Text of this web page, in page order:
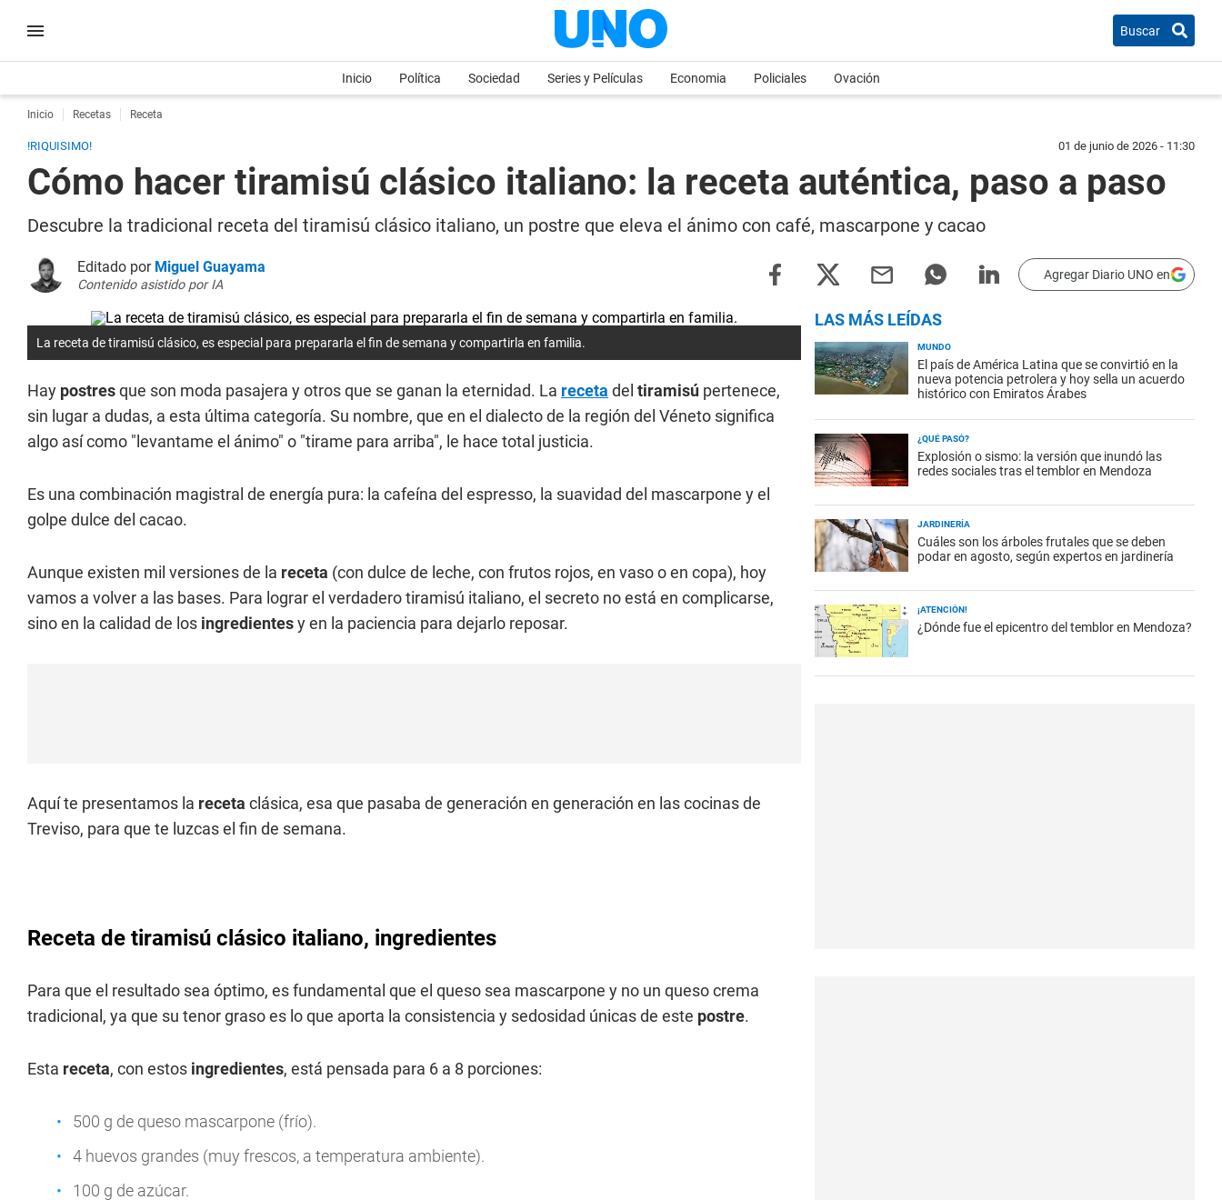
Buscar
Inicio Política Sociedad Series y Películas Economia Policiales Ovación
Inicio Recetas Receta
!RIQUISIMO! 01 de junio de 2026 - 11:30
Cómo hacer tiramisú clásico italiano: la receta auténtica, paso a paso
Descubre la tradicional receta del tiramisú clásico italiano, un postre que eleva el ánimo con café, mascarpone y cacao
Editado por Miguel Guayama
Contenido asistido por IA
Agregar Diario UNO en
La receta de tiramisú clásico, es especial para prepararla el fin de semana y compartirla en familia.
Hay postresque son moda pasajera y otros que se ganan la eternidad. La receta del tiramisú pertenece,
sin lugar a dudas, a esta última categoría. Su nombre, que en el dialecto de la región del Véneto significa
algo así como "levantame el ánimo" o "tirame para arriba", le hace total justicia.
Es una combinación magistral de energía pura: la cafeína del espresso, la suavidad del mascarpone y el
golpe dulce del cacao.
Aunque existen mil versiones de la receta (con dulce de leche, con frutos rojos, en vaso o en copa), hoy
vamos a volver a las bases. Para lograr el verdadero tiramisú italiano, el secreto no está en complicarse,
sino en la calidad de los ingredientesy en la paciencia para dejarlo reposar.
Aquí te presentamos la receta clásica, esa que pasaba de generación en generación en las cocinas de
Treviso, para que te luzcas el fin de semana.
Receta de tiramisú clásico italiano, ingredientes
Para que el resultado sea óptimo, es fundamental que el queso sea mascarpone y no un queso crema
tradicional, ya que su tenor graso es lo que aporta la consistencia y sedosidad únicas de este postre.
Esta receta, con estos ingredientes, está pensada para 6 a 8 porciones:
500 g de queso mascarpone (frío).
4 huevos grandes (muy frescos, a temperatura ambiente).
100 g de azúcar.
LAS MÁS LEÍDAS
MUNDO
El país de América Latina que se convirtió en la
nueva potencia petrolera y hoy sella un acuerdo
histórico con Emiratos Árabes
¿QUÉ PASÓ?
Explosión o sismo: la versión que inundó las
redes sociales tras el temblor en Mendoza
JARDINERÍA
Cuáles son los árboles frutales que se deben
podar en agosto, según expertos en jardinería
¡ATENCIÓN!
¿Dónde fue el epicentro del temblor en Mendoza?